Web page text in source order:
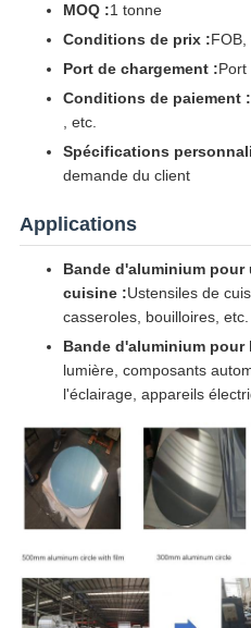
MOQ :1 tonne
Conditions de prix :FOB,
Port de chargement :Port
Conditions de paiement :
, etc.
Spécifications
demande du client
Applications
Bande d'aluminium pour
cuisine :Ustensiles de
casseroles, bouilloires, etc.
Bande d'aluminium pour
lumière, composants
l'éclairage, appareils